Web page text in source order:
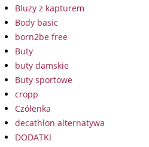
Bluzy z kapturem
Body basic
born2be free
Buty
buty damskie
Buty sportowe
cropp
Czółenka
decathlon alternatywa
DODATKI